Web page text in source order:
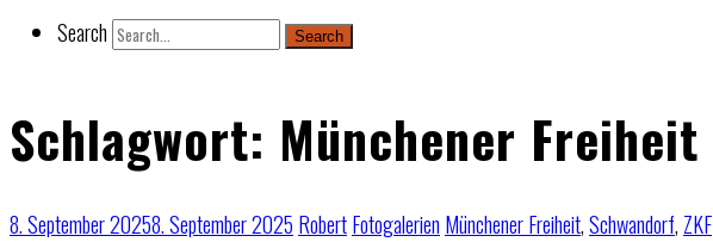
Search Search
Schlagwort: Münchener Freiheit
8. September 20258. September 2025 RobertFotogalerien Münchener Freiheit,Schwandorf, ZKF